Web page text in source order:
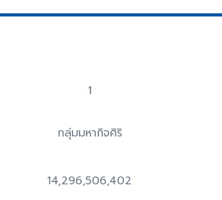
1
กลุ่มมหากิจศิริ
14,296,506,402